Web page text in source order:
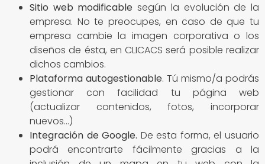
Sitio web modificable según la evolución de la
empresa. No te preocupes, en caso de que tu
empresa cambie la imagen corporativa o los
diseños de ésta, en CLICACS será posible realizar
dichos cambios.
Plataforma autogestionable. Tú mismo/a podrás
gestionar con facilidad tu página web
(actualizar contenidos, fotos, incorporar
nuevos…)
Integración de Google. De esta forma, el usuario
podrá encontrarte fácilmente gracias a la